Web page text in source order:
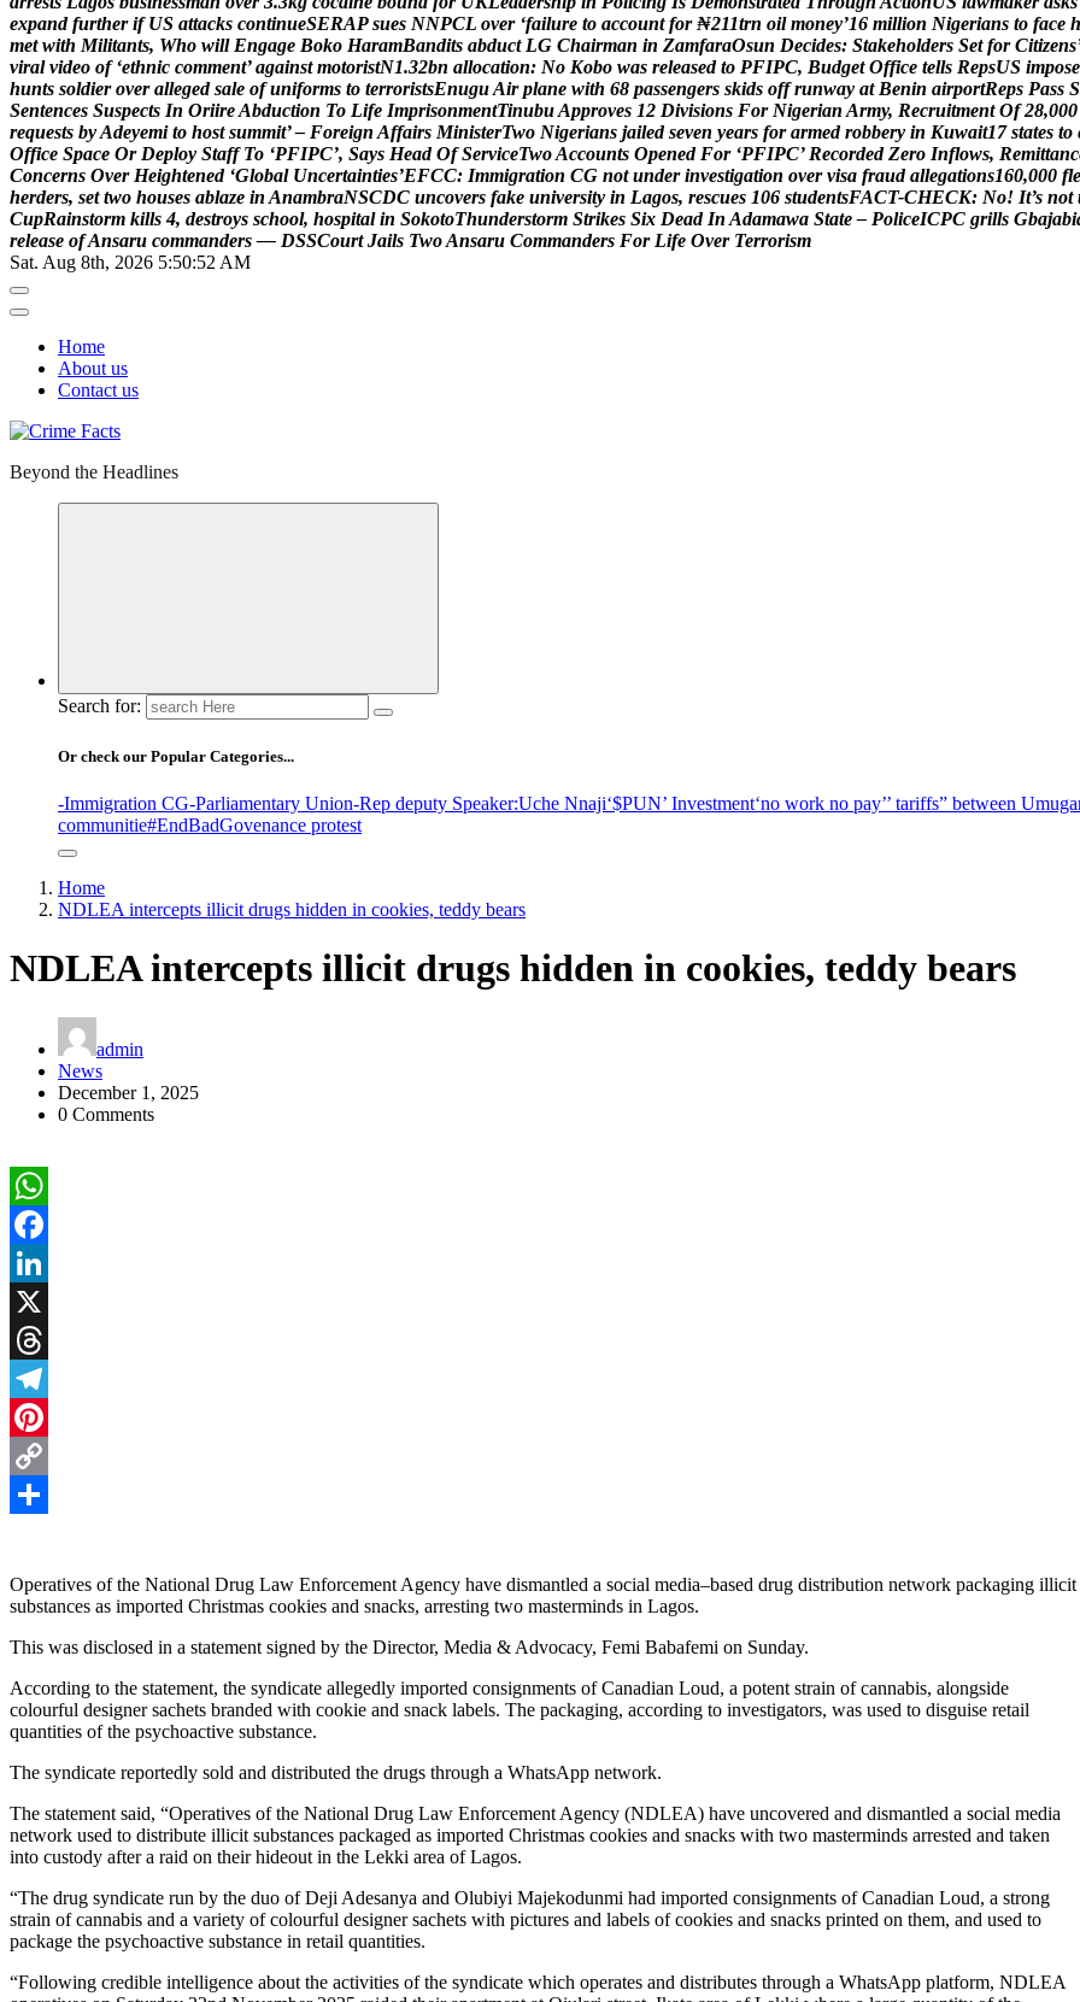
expand further if US attacks continueSERAP sues NNPCL over ‘failure to account for ₦211trn oil money’16 million Nigerians to face h
met with Militants, Who will Engage Boko HaramBandits abduct LG Chairman in ZamfaraOsun Decides: Stakeholders Set for Citizens’
viral video of ‘ethnic comment’ against motoristN1.32bn allocation: No Kobo was released to PFIPC, Budget Office tells RepsUS impose
hunts soldier over alleged sale of uniforms to terroristsEnuguAir plane with 68 passengers skids off runway at Benin airportReps Pass S
Sentences Suspects In OriireAbduction To Life ImprisonmentTinubuApproves 12 Divisions For Nigerian Army, Recruitment Of 28,000
requests byAdeyemi to host summit’ – Foreign Affairs MinisterTwo Nigerians jailed seven years for armed robbery in Kuwait17 states to
Office Space Or Deploy Staff To ‘PFIPC’, Says Head Of ServiceTwoAccounts Opened For ‘PFIPC’ Recorded Zero Inflows, Remittanc
Concerns Over Heightened ‘Global Uncertainties’EFCC: Immigration CG not under investigation over visa fraud allegations160,000 fle
herders, set two houses ablaze in AnambraNSCDC uncovers fake university in Lagos, rescues 106 studentsFACT-CHECK: No! It’s not
CupRainstorm kills 4, destroys school, hospital in SokotoThunderstorm Strikes Six Dead In Adamawa State – PoliceICPC grills Gbajabi
release ofAnsaru commanders — DSSCourt Jails TwoAnsaru Commanders For Life Over Terrorism
Sat. Aug 8th, 2026 5:50:53 AM
Home
About us
Contact us
Beyond the Headlines
Search for:
Or check our Popular Categories...
-Immigration CG-Parliamentary Union-Rep deputy Speaker:Uche Nnaji‘$PUN’ Investment‘no work no pay’’ tariffs” between
communitie#EndBadGovenance protest
Home
NDLEA intercepts illicit drugs hidden in cookies, teddy bears
NDLEA intercepts illicit drugs hidden in cookies, teddy bears
admin
News
December 1, 2025
0 Comments
WhatsApp
Facebook
LinkedIn
X
Threads
Telegram
Pinterest
Copy
Operatives of the National Drug Law Enforcement Agency have dismantled a social media–based drug distribution network packaging illicit
substances as imported Christmas cookies and snacks, arresting two masterminds in Lagos.
This was disclosed in a statement signed by the Director, Media & Advocacy, Femi Babafemi on Sunday.
According to the statement, the syndicate allegedly imported consignments of Canadian Loud, a potent strain of cannabis, alongside
colourful designer sachets branded with cookie and snack labels. The packaging, according to investigators, was used to disguise retail
quantities of the psychoactive substance.
The syndicate reportedly sold and distributed the drugs through a WhatsApp network.
The statement said, “Operatives of the National Drug Law Enforcement Agency (NDLEA) have uncovered and dismantled a social media
network used to distribute illicit substances packaged as imported Christmas cookies and snacks with two masterminds arrested and taken
into custody after a raid on their hideout in the Lekki area of Lagos.
“The drug syndicate run by the duo of Deji Adesanya and Olubiyi Majekodunmi had imported consignments of Canadian Loud, a strong
strain of cannabis and a variety of colourful designer sachets with pictures and labels of cookies and snacks printed on them, and used to
package the psychoactive substance in retail quantities.
“Following credible intelligence about the activities of the syndicate which operates and distributes through a WhatsApp platform, NDLEA